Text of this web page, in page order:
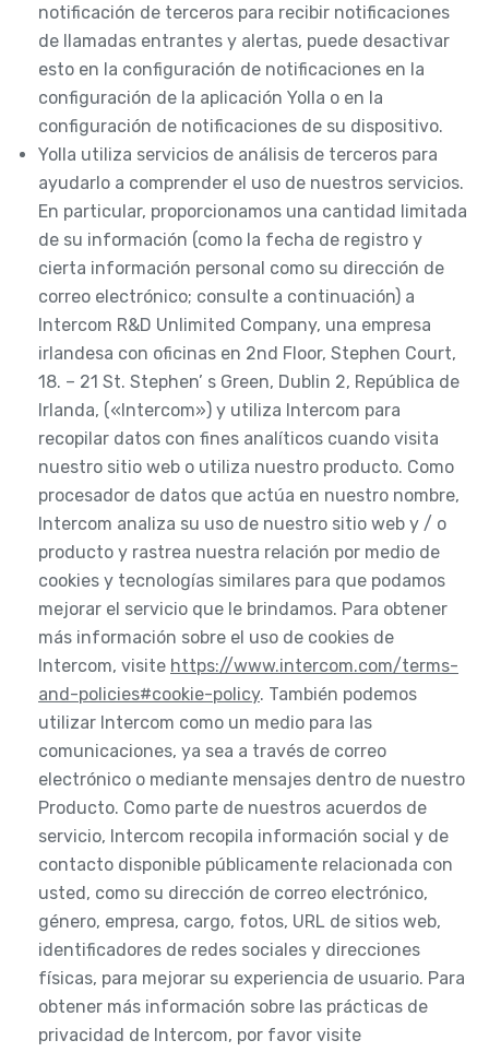
notificación de terceros para recibir notificaciones
de llamadas entrantes y alertas, puede desactivar
esto en la configuración de notificaciones en la
configuración de la aplicación Yolla o en la
configuración de notificaciones de su dispositivo.
Yolla utiliza servicios de análisis de terceros para
ayudarlo a comprender el uso de nuestros servicios.
En particular, proporcionamos una cantidad limitada
de su información (como la fecha de registro y
cierta información personal como su dirección de
correo electrónico; consulte a continuación) a
Intercom R&D Unlimited Company, una empresa
irlandesa con oficinas en 2nd Floor, Stephen Court,
18. – 21 St. Stephen’ s Green, Dublin 2, República de
Irlanda, («Intercom») y utiliza Intercom para
recopilar datos con fines analíticos cuando visita
nuestro sitio web o utiliza nuestro producto. Como
procesador de datos que actúa en nuestro nombre,
Intercom analiza su uso de nuestro sitio web y / o
producto y rastrea nuestra relación por medio de
cookies y tecnologías similares para que podamos
mejorar el servicio que le brindamos. Para obtener
más información sobre el uso de cookies de
Intercom, visite https://www.intercom.com/terms-
and-policies#cookie-policy. También podemos
utilizar Intercom como un medio para las
comunicaciones, ya sea a través de correo
electrónico o mediante mensajes dentro de nuestro
Producto. Como parte de nuestros acuerdos de
servicio, Intercom recopila información social y de
contacto disponible públicamente relacionada con
usted, como su dirección de correo electrónico,
género, empresa, cargo, fotos, URL de sitios web,
identificadores de redes sociales y direcciones
físicas, para mejorar su experiencia de usuario. Para
obtener más información sobre las prácticas de
privacidad de Intercom, por favor visite